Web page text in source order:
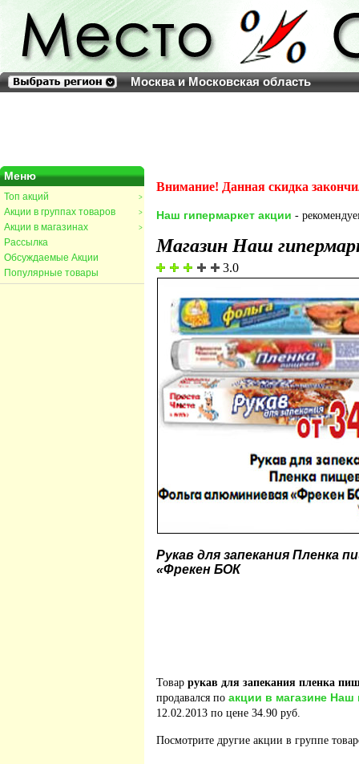
Москва и Московская область
Меню
>
Топ акций
>
Акции в группах товаров
>
Акции в магазинах
Рассылка
Обсуждаемые Акции
Популярные товары
Внимание! Данная скидка
Наш гипермаркет акции -
Магазин Наш
3.0
Рукав для запекания Пленка
«Фрекен БОК
Товар рукав для запекания пленка
продавался по акции в магазине Наш
12.02.2013 по цене 34.90 руб.
Посмотрите другие акции в группе